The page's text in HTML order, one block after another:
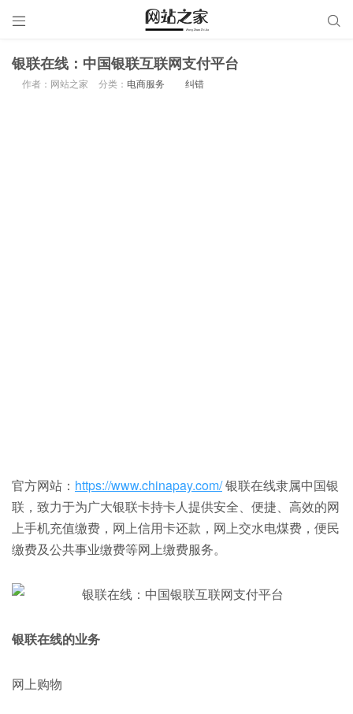
 
银联在线：中国银联互联网支付平台
作者：网站之家 分类： 电商服务 纠错
官方网站： https://www.chinapay.com/银联在线隶属中国银
联，致力于为广大银联卡持卡人提供安全、便捷、高效的网
上手机充值缴费，网上信用卡还款，网上交水电煤费，便民
缴费及公共事业缴费等网上缴费服务。
银联在线的业务
网上购物